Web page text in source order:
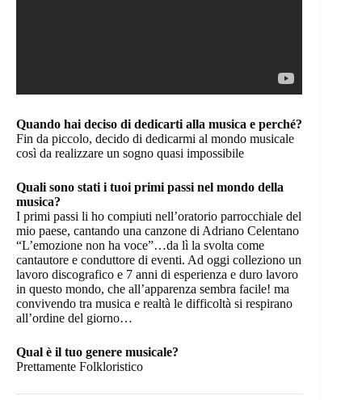
Quando hai deciso di dedicarti alla musica e perché?
Fin da piccolo, decido di dedicarmi al mondo musicale
così da realizzare un sogno quasi impossibile
Quali sono stati i tuoi primi passi nel mondo della
musica?
I primi passi li ho compiuti nell’oratorio parrocchiale del
mio paese, cantando una canzone di Adriano Celentano
“L’emozione non ha voce”…da lì la svolta come
cantautore e conduttore di eventi. Ad oggi colleziono un
lavoro discografico e 7 anni di esperienza e duro lavoro
in questo mondo, che all’apparenza sembra facile! ma
convivendo tra musica e realtà le difficoltà si respirano
all’ordine del giorno…
Qual è il tuo genere musicale?
Prettamente Folkloristico